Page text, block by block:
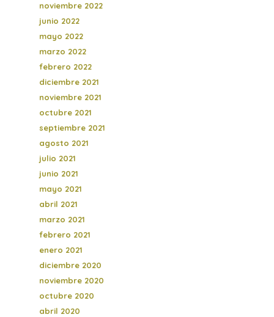
noviembre 2022
junio 2022
mayo 2022
marzo 2022
febrero 2022
diciembre 2021
noviembre 2021
octubre 2021
septiembre 2021
agosto 2021
julio 2021
junio 2021
mayo 2021
abril 2021
marzo 2021
febrero 2021
enero 2021
diciembre 2020
noviembre 2020
octubre 2020
abril 2020